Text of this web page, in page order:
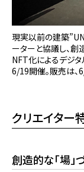
現実以前の建築
ーターと協議し、創
NFT化によるデジ
6/19開催。販売は、
クリエイター
創造的な「場」